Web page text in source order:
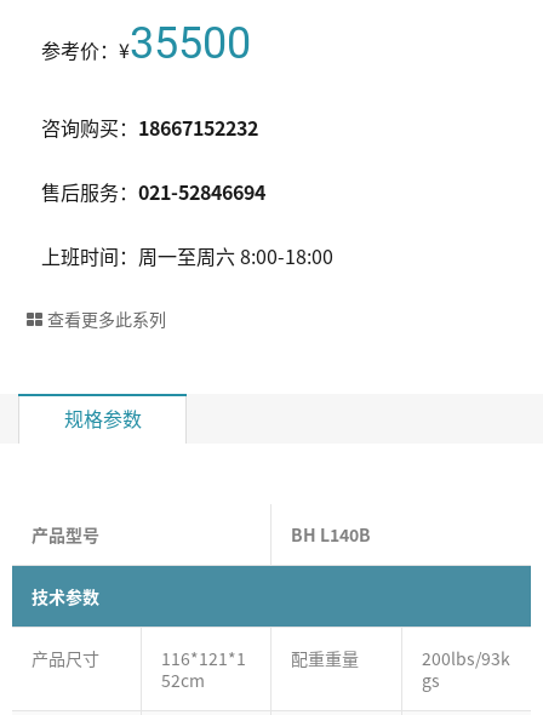
参考价：¥35500
咨询购买： 18667152232
售后服务： 021-52846694
上班时间：周一至周六 8:00-18:00
查看更多此系列
规格参数
产品型号 BH L140B
技术参数
产品尺寸
116*121*1
52cm
配重重量
200lbs/93k
gs